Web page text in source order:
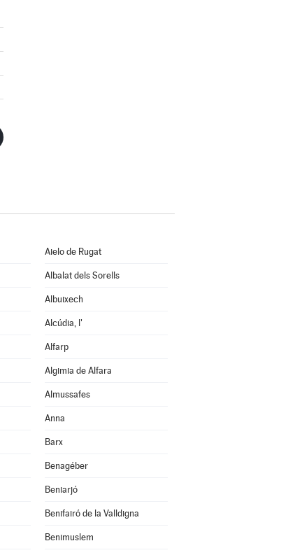
Aielo de Rugat
Albalat dels Sorells
Albuixech
Alcúdia, l'
Alfarp
Algimia de Alfara
Almussafes
Anna
Barx
Benagéber
Beniarjó
Benifairó de la Valldigna
Benimuslem